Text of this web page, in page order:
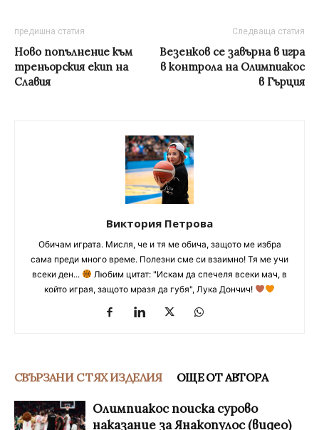
предишна статия
Ново попълнение към
треньорския екип на
Славия
Следваща статия
Везенков се завърна в игра
в контрола на Олимпиакос
в Гърция
Виктория Петрова
Обичам играта. Мисля, че и тя ме обича, защото ме избра
сама преди много време. Полезни сме си взаимно! Тя ме учи
всеки ден...
Любим цитат: "Искам да спечеля всеки мач, в
който играя, защото мразя да губя", Лука Дончич!
СВЪРЗАНИ С ТЯХ ИЗДЕЛИЯ ОЩЕ ОТ АВТОРА
Олимпиакос поиска сурово
наказание за Янакопулос (видео)